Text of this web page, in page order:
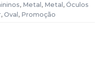
, Metal, Metal, Óculos
, Oval, Promoção